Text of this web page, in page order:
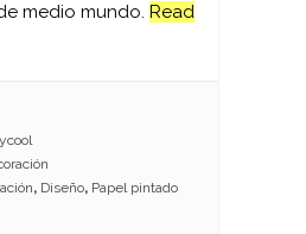
medio mundo. Read
, Diseño, Papel pintado